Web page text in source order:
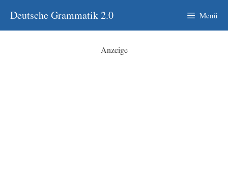
Inhalt
springen
Deutsche Grammatik 2.0 Menü
Anzeige